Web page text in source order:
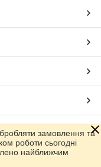
замовлення та
роботи сьогодні
найближчим